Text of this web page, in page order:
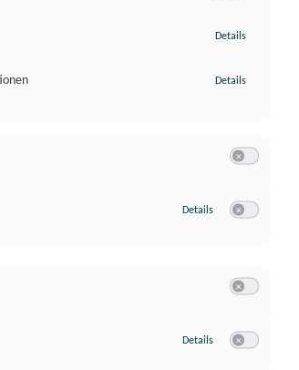
Details
Details
Details zu Google Analytics
Details zu YouTube